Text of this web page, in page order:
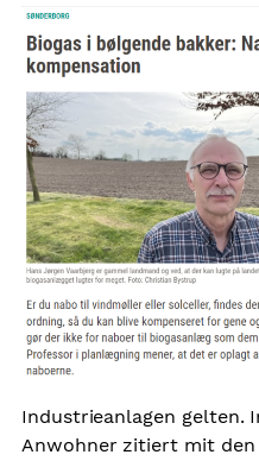
Industrieanlagen gelten.
Anwohner zitiert mit den